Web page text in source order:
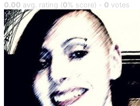
0.00 avg. rating (0% score) - 0 votes